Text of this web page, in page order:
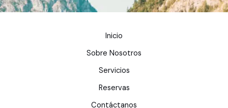
Inicio
Sobre Nosotros
Servicios
Reservas
Contáctanos